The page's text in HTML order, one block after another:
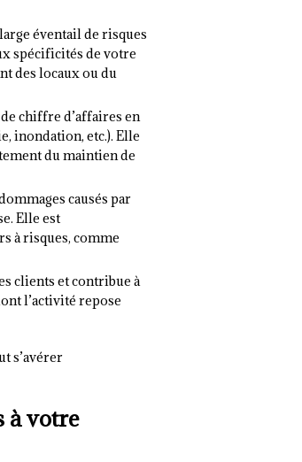
éventail de risques
spécificités de votre
des locaux ou du
chiffre d’affaires en
inondation, etc.). Elle
du maintien de
causés par
Elle est
à risques, comme
clients et contribue à
l’activité repose
s’avérer
à votre